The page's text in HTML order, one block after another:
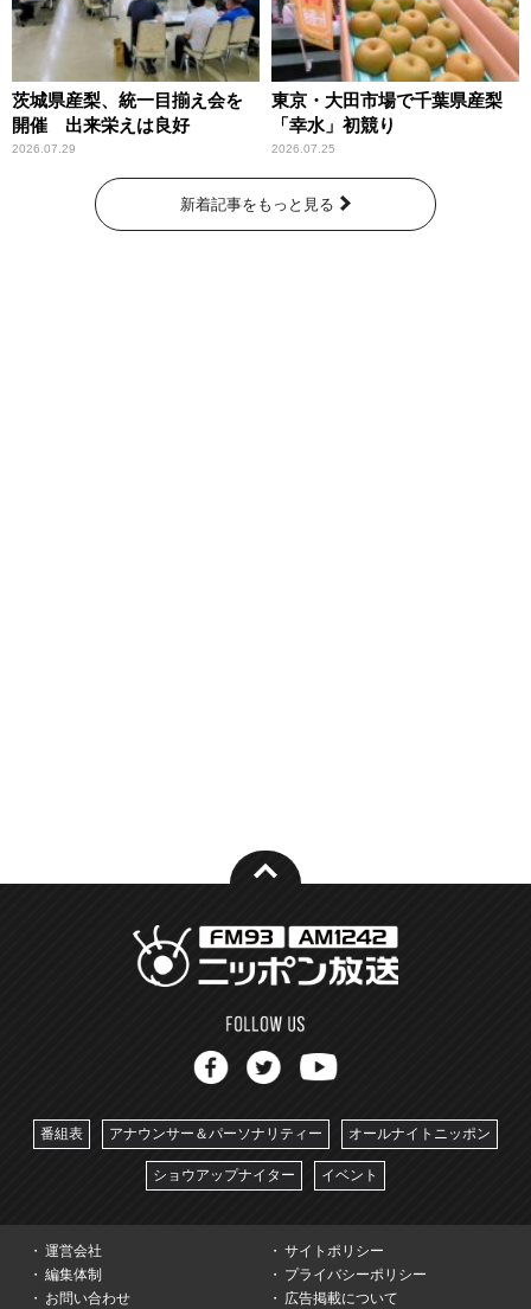
茨城県産梨、統一目揃え会を
開催 出来栄えは良好
2026.07.29
東京・大田市場で千葉県産梨
「幸水」初競り
2026.07.25
新着記事をもっと見る
番組表 アナウンサー＆パーソナリティー オールナイトニッポン
ショウアップナイター イベント
運営会社
サイトポリシー
編集体制
プライバシーポリシー
お問い合わせ
広告掲載について